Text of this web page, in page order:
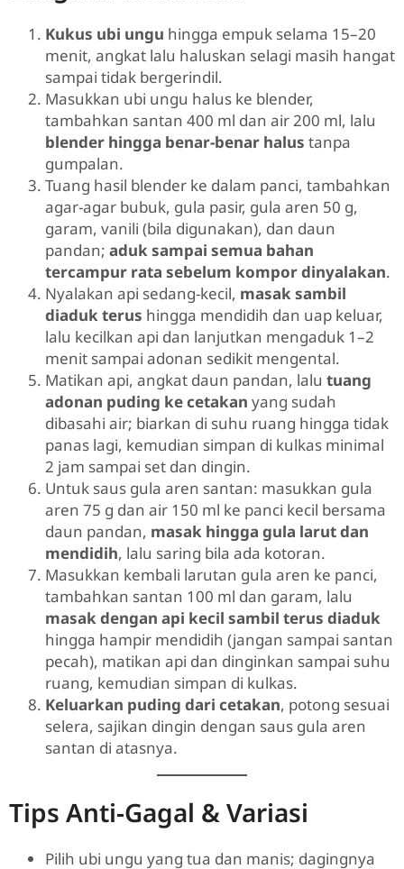
Kukus ubi ungu hingga empuk selama 15–20
menit, angkat lalu haluskan selagi masih hangat
sampai tidak bergerindil.
Masukkan ubi ungu halus ke blender,
tambahkan santan 400 ml dan air 200 ml, lalu
blender hingga benar-benar halus tanpa
gumpalan.
Tuang hasil blender ke dalam panci, tambahkan
agar-agar bubuk, gula pasir, gula aren 50 g,
garam, vanili (bila digunakan), dan daun
pandan; aduk sampai semua bahan
tercampur rata sebelum kompor dinyalakan.
Nyalakan api sedang-kecil, masak sambil
diaduk terus hingga mendidih dan uap keluar,
lalu kecilkan api dan lanjutkan mengaduk 1–2
menit sampai adonan sedikit mengental.
Matikan api, angkat daun pandan, lalu tuang
adonan puding ke cetakan yang sudah
dibasahi air; biarkan di suhu ruang hingga tidak
panas lagi, kemudian simpan di kulkas minimal
2 jam sampai set dan dingin.
Untuk saus gula aren santan: masukkan gula
aren 75 g dan air 150 ml ke panci kecil bersama
daun pandan, masak hingga gula larut dan
mendidih, lalu saring bila ada kotoran.
Masukkan kembali larutan gula aren ke panci,
tambahkan santan 100 ml dan garam, lalu
masak dengan api kecil sambil terus diaduk
hingga hampir mendidih (jangan sampai santan
pecah), matikan api dan dinginkan sampai suhu
ruang, kemudian simpan di kulkas.
Keluarkan puding dari cetakan, potong sesuai
selera, sajikan dingin dengan saus gula aren
santan di atasnya.
Tips Anti-Gagal & Variasi
Pilih ubi ungu yang tua dan manis; dagingnya